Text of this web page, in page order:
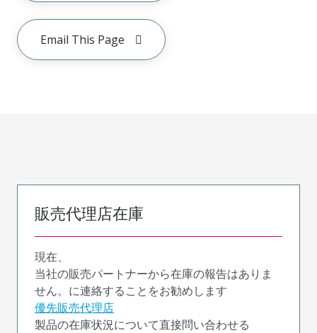
Email This Page
販売代理店在庫
現在、
当社の販売パートナーから在庫の報告はありま
せん。に連絡することをお勧めします
優先販売代理店
製品の在庫状況について直接問い合わせる